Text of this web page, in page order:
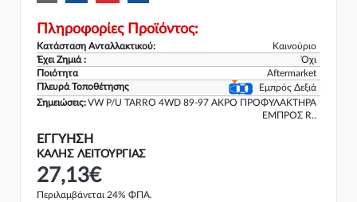
Πληροφορίες Προϊόντος:
Κατάσταση Ανταλλακτικού:
Καινούριο
Έχει Ζημιά :
Όχι
Ποιότητα
Aftermarket
Πλευρά Τοποθέτησης
Εμπρός Δεξιά
Σημειώσεις:VW P/U TARRO 4WD 89-97 ΑΚΡΟ ΠΡΟΦΥΛΑΚΤΗΡΑ
ΕΜΠΡΟΣ R..
ΕΓΓΎΗΣΗ
ΚΑΛΗΣ ΛΕΙΤΟΥΡΓΙΑΣ
27,13€
Περιλαμβάνεται 24% ΦΠΑ.